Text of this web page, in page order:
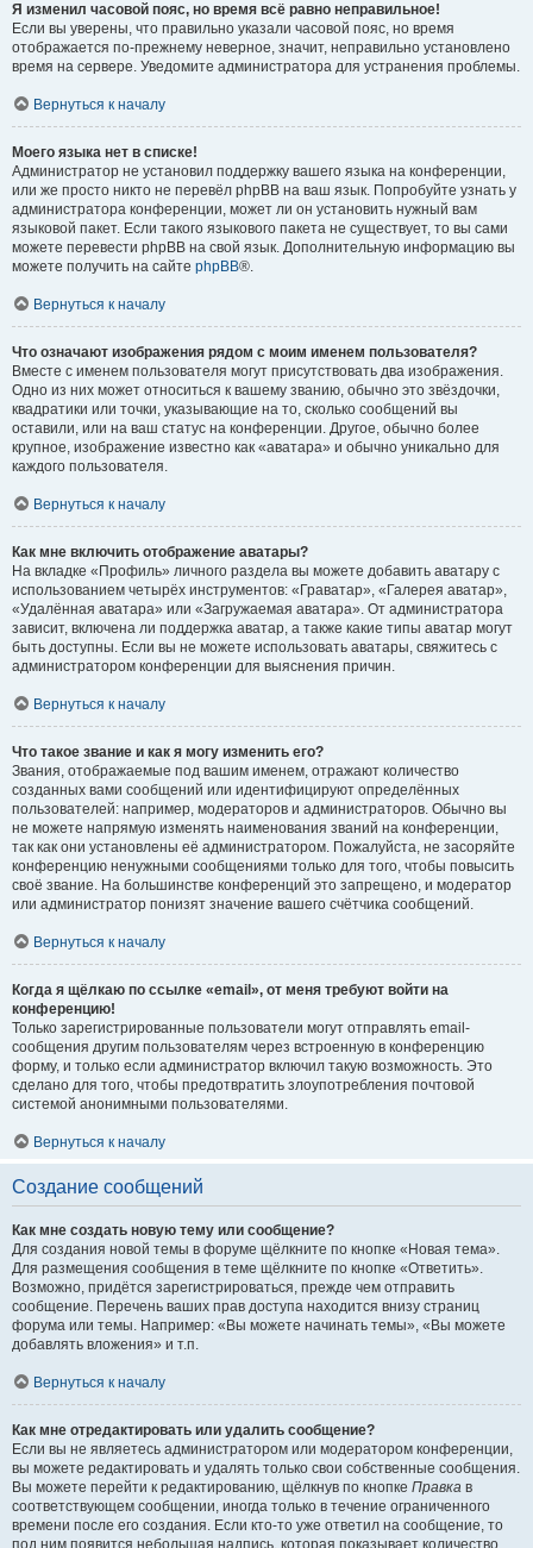
Я изменил часовой пояс, но время всё равно неправильное!
Если вы уверены, что правильно указали часовой пояс, но время
отображается по-прежнему неверное, значит, неправильно установлено
время на сервере. Уведомите администратора для устранения проблемы.
Вернуться к началу
Моего языка нет в списке!
Администратор не установил поддержку вашего языка на конференции,
или же просто никто не перевёл phpBB на ваш язык. Попробуйте узнать у
администратора конференции, может ли он установить нужный вам
языковой пакет. Если такого языкового пакета не существует, то вы сами
можете перевести phpBB на свой язык. Дополнительную информацию вы
можете получить на сайте phpBB®.
Вернуться к началу
Что означают изображения рядом с моим именем пользователя?
Вместе с именем пользователя могут присутствовать два изображения.
Одно из них может относиться к вашему званию, обычно это звёздочки,
квадратики или точки, указывающие на то, сколько сообщений вы
оставили, или на ваш статус на конференции. Другое, обычно более
крупное, изображение известно как «аватара» и обычно уникально для
каждого пользователя.
Вернуться к началу
Как мне включить отображение аватары?
На вкладке «Профиль» личного раздела вы можете добавить аватару с
использованием четырёх инструментов: «Граватар», «Галерея аватар»,
«Удалённая аватара» или «Загружаемая аватара». От администратора
зависит, включена ли поддержка аватар, а также какие типы аватар могут
быть доступны. Если вы не можете использовать аватары, свяжитесь с
администратором конференции для выяснения причин.
Вернуться к началу
Что такое звание и как я могу изменить его?
Звания, отображаемые под вашим именем, отражают количество
созданных вами сообщений или идентифицируют определённых
пользователей: например, модераторов и администраторов. Обычно вы
не можете напрямую изменять наименования званий на конференции,
так как они установлены её администратором. Пожалуйста, не засоряйте
конференцию ненужными сообщениями только для того, чтобы повысить
своё звание. На большинстве конференций это запрещено, и модератор
или администратор понизят значение вашего счётчика сообщений.
Вернуться к началу
Когда я щёлкаю по ссылке «email», от меня требуют войти на
конференцию!
Только зарегистрированные пользователи могут отправлять email-
сообщения другим пользователям через встроенную в конференцию
форму, и только если администратор включил такую возможность. Это
сделано для того, чтобы предотвратить злоупотребления почтовой
системой анонимными пользователями.
Вернуться к началу
Создание сообщений
Как мне создать новую тему или сообщение?
Для создания новой темы в форуме щёлкните по кнопке «Новая тема».
Для размещения сообщения в теме щёлкните по кнопке «Ответить».
Возможно, придётся зарегистрироваться, прежде чем отправить
сообщение. Перечень ваших прав доступа находится внизу страниц
форума или темы. Например: «Вы можете начинать темы», «Вы можете
добавлять вложения» и т.п.
Вернуться к началу
Как мне отредактировать или удалить сообщение?
Если вы не являетесь администратором или модератором конференции,
вы можете редактировать и удалять только свои собственные сообщения.
Вы можете перейти к редактированию, щёлкнув по кнопке Правка в
соответствующем сообщении, иногда только в течение ограниченного
времени после его создания. Если кто-то уже ответил на сообщение, то
под ним появится небольшая надпись, которая показывает количество